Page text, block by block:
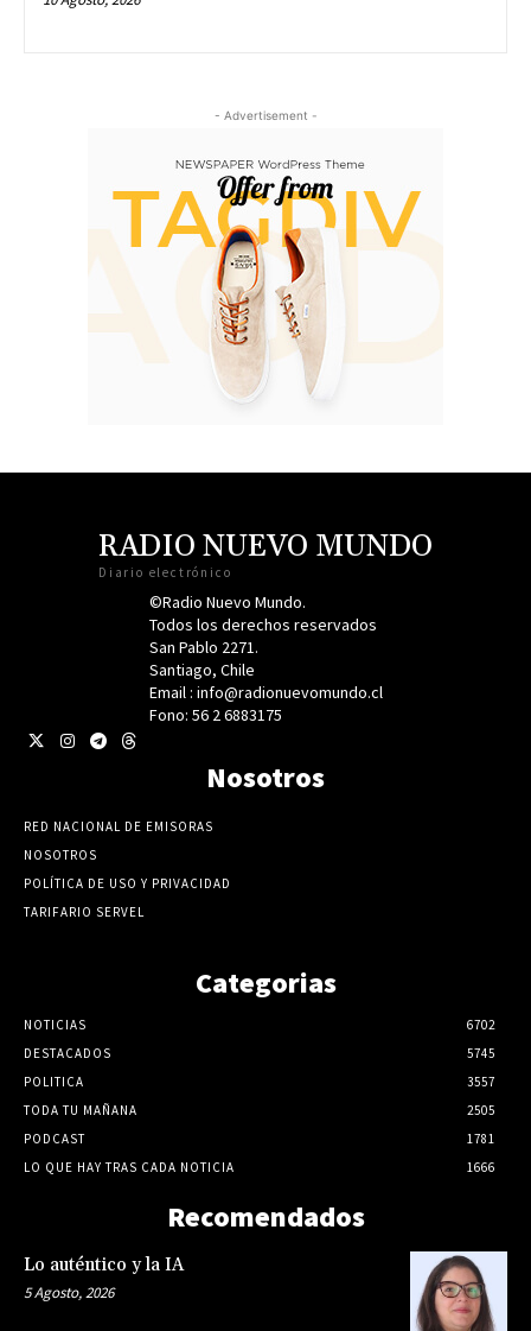
- Advertisement -
RADIO NUEVO MUNDO
Diario electrónico
©Radio Nuevo Mundo.
Todos los derechos reservados
San Pablo 2271.
Santiago, Chile
Email : info@radionuevomundo.cl
Fono: 56 2 6883175
Nosotros
RED NACIONAL DE EMISORAS
NOSOTROS
POLÍTICA DE USO Y PRIVACIDAD
TARIFARIO SERVEL
Categorias
NOTICIAS
6702
DESTACADOS
5745
POLITICA
3557
TODA TU MAÑANA
2505
PODCAST
1781
LO QUE HAY TRAS CADA NOTICIA
1666
Recomendados
Lo auténtico y la IA
5 Agosto, 2026